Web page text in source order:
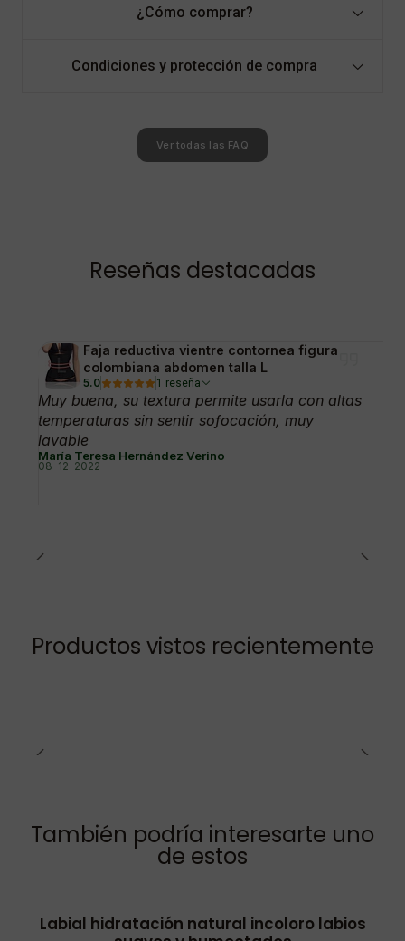
¿Cómo comprar?
Condiciones y protección de compra
Ver todas las FAQ
Reseñas destacadas
Faja reductiva vientre contornea figura
colombiana abdomen talla L
5.0 1 reseña
Muy buena, su textura permite usarla con altas
temperaturas sin sentir sofocación, muy
lavable
María Teresa Hernández Verino
08-12-2022
Productos vistos recientemente
También podría interesarte uno
de estos
Labial hidratación natural incoloro labios